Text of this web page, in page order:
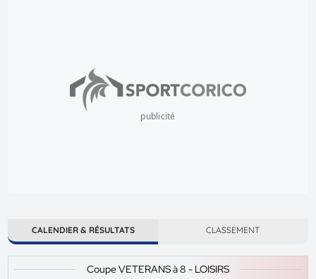
publicité
CALENDIER & RÉSULTATS CLASSEMENT
Coupe VETERANS à 8 - LOISIRS